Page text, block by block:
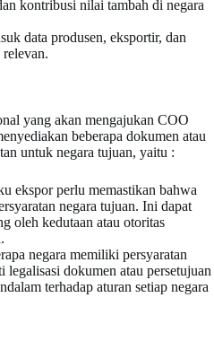
kontribusi nilai tambah di negara
data produsen, eksportir, dan
yang akan mengajukan COO
beberapa dokumen atau
untuk negara tujuan, yaitu :
ekspor perlu memastikan bahwa
negara tujuan. Ini dapat
oleh kedutaan atau otoritas
negara memiliki persyaratan
legalisasi dokumen atau persetujuan
terhadap aturan setiap negara